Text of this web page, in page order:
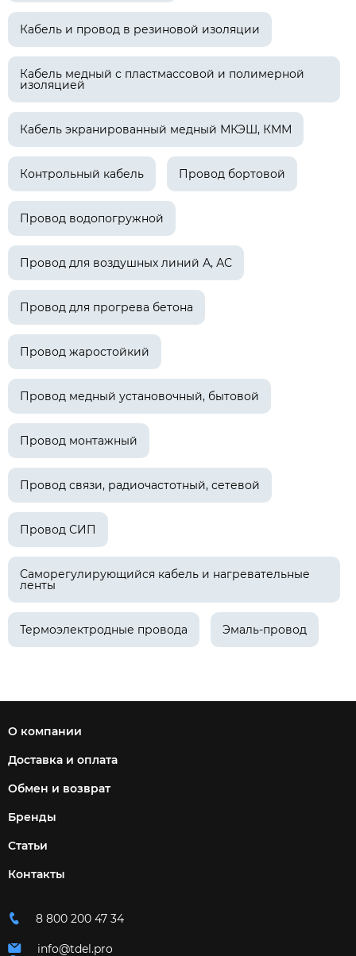
Кабель и провод в резиновой изоляции
Кабель медный с пластмассовой и полимерной
изоляцией
Кабель экранированный медный МКЭШ, КММ
Контрольный кабель Провод бортовой
Провод водопогружной
Провод для воздушных линий А, АС
Провод для прогрева бетона
Провод жаростойкий
Провод медный установочный, бытовой
Провод монтажный
Провод связи, радиочастотный, сетевой
Провод СИП
Саморегулирующийся кабель и нагревательные
ленты
Термоэлектродные провода Эмаль-провод
О компании
Доставка и оплата
Обмен и возврат
Бренды
Статьи
Контакты
8 800 200 47 34
info@tdel.pro